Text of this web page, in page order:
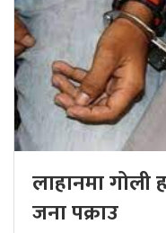
लाहानमा गोली
जना पक्राउ